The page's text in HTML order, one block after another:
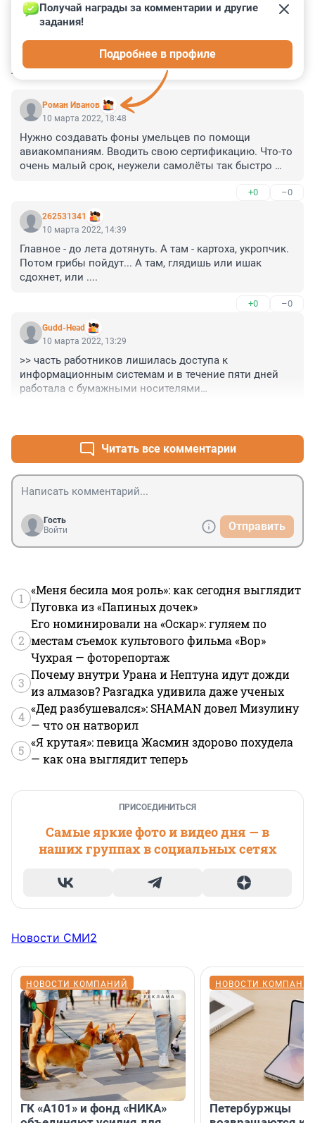
КОММЕНТАРИИ 26
Роман Иванов
Получай награды за комментарии и другие
задания!
Подробнее в профиле
10 марта 2022, 18:48
Нужно создавать фоны умельцев по помощи
авиакомпаниям. Вводить свою сертификацию. Что-то
очень малый срок, неужели самолёты так быстро
нужно между Питером и Московсквой летать вообще.
Это высвободит много самолетов
+0 –0
262531341
10 марта 2022, 14:39
Главное - до лета дотянуть. А там - картоха, укропчик.
Потом грибы пойдут... А там, глядишь или ишак
сдохнет, или ....
+0 –0
Gudd-Head
10 марта 2022, 13:29
>> часть работников лишилась доступа к
информационным системам и в течение пяти дней
работала с бумажными носителями
Читать все комментарии
Гость
Войти
Отправить
1
«Меня бесила моя роль»: как сегодня выглядит
Пуговка из «Папиных дочек»
2
Его номинировали на «Оскар»: гуляем по
местам съемок культового фильма «Вор»
Чухрая — фоторепортаж
3
Почему внутри Урана и Нептуна идут дожди
из алмазов? Разгадка удивила даже ученых
4
«Дед разбушевался»: SHAMAN довел Мизулину
— что он натворил
5
«Я крутая»: певица Жасмин здорово похудела
— как она выглядит теперь
ПРИСОЕДИНИТЬСЯ
Самые яркие фото и видео дня — в
наших группах в социальных сетях
Новости СМИ2
НОВОСТИ КОМПАНИЙ
ГК «А101» и фонд «НИКА»
НОВОСТИ
Петербуржцы